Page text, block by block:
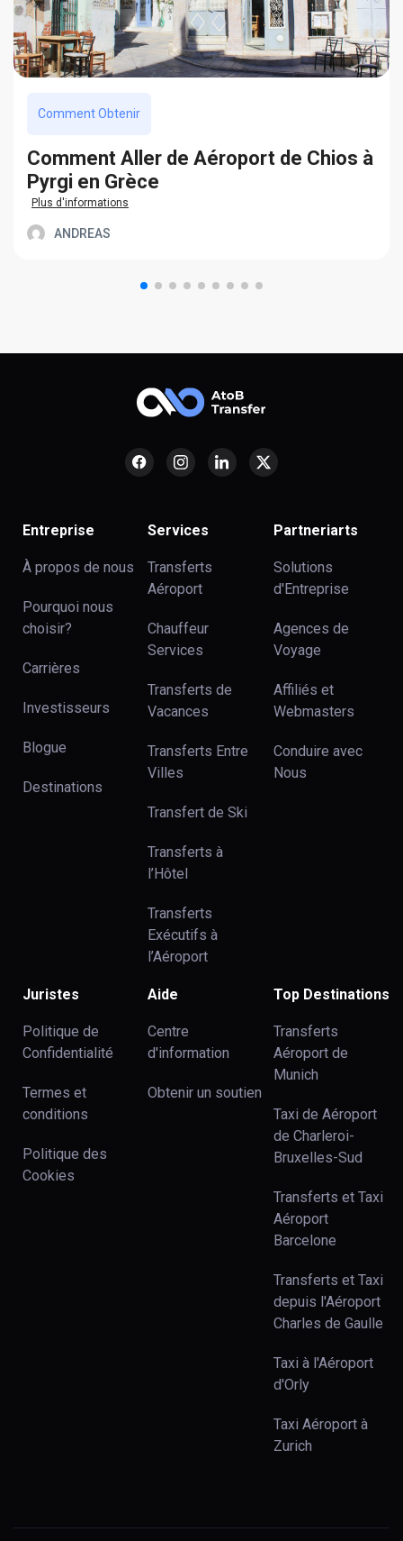
Comment Obtenir
Сomment Aller de Aéroport de Chios à
Pyrgi en Grèce
Plus d'informations
ANDREAS
Entreprise
À propos de nous
Pourquoi nous
choisir?
Carrières
Investisseurs
Blogue
Destinations
Services
Transferts
Aéroport
Chauffeur
Services
Transferts de
Vacances
Transferts Entre
Villes
Transfert de Ski
Transferts à
l’Hôtel
Transferts
Exécutifs à
l’Aéroport
Partneriarts
Solutions
d'Entreprise
Agences de
Voyage
Affiliés et
Webmasters
Conduire avec
Nous
Juristes
Politique de
Confidentialité
Termes et
conditions
Politique des
Cookies
Aide
Centre
d'information
Obtenir un soutien
Top Destinations
Transferts
Aéroport de
Munich
Taxi de Aéroport
de Charleroi-
Bruxelles-Sud
Transferts et Taxi
Aéroport
Barcelone
Transferts et Taxi
depuis l'Aéroport
Charles de Gaulle
Taxi à l'Aéroport
d'Orly
Taxi Aéroport à
Zurich